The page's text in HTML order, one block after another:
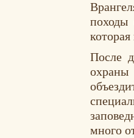
походы
которая
После
охраны
много